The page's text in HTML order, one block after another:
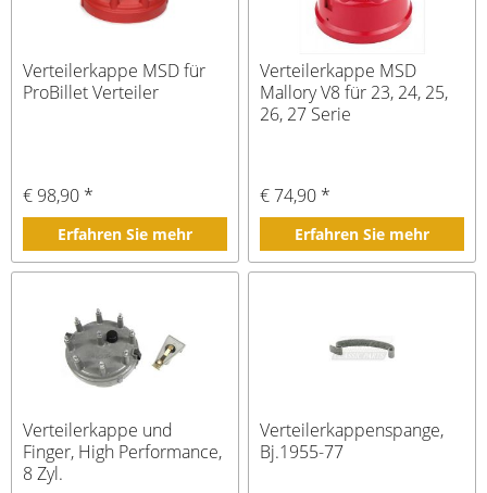
Verteilerkappe MSD für
ProBillet Verteiler
€ 98,90 *
Erfahren Sie mehr
Verteilerkappe MSD
Mallory V8 für 23, 24, 25,
26, 27 Serie
€ 74,90 *
Erfahren Sie mehr
Verteilerkappe und
Finger, High Performance,
8 Zyl.
Verteilerkappenspange,
Bj.1955-77